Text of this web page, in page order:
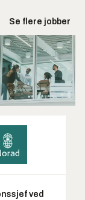
Se flere jobber
ved